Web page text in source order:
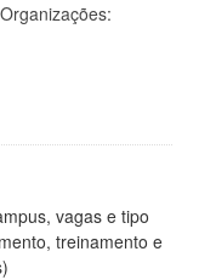
Organizações:
vagas e tipo
treinamento e